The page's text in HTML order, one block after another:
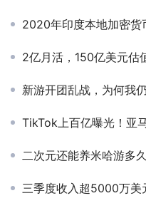
2020年印度本地加密货
2亿月活，150亿美元估值
新游开团乱战，为何我
TikTok上百亿曝光！亚
二次元还能养米哈游多
三季度收入超5000万美元、70%来自海外